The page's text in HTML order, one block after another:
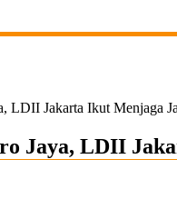
LDII Jakarta Ikut Menjaga
Jaya, LDII